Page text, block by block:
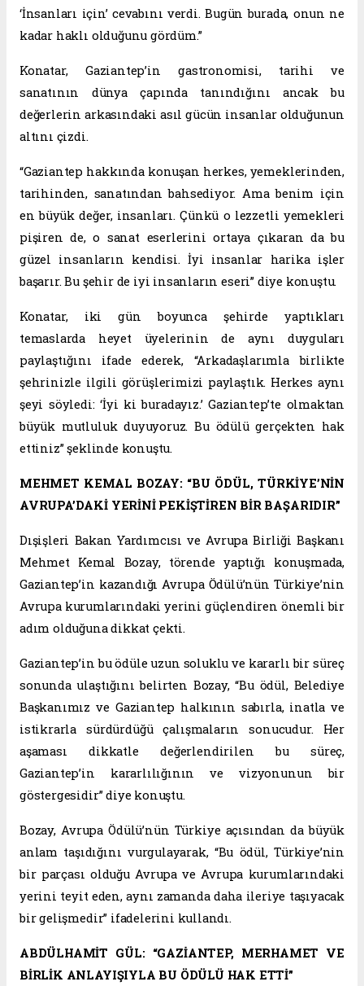
‘İnsanları için’ cevabını verdi. Bugün burada, onun ne
kadar haklı olduğunu gördüm.”
Konatar, Gaziantep’in gastronomisi, tarihi ve
sanatının dünya çapında tanındığını ancak bu
değerlerin arkasındaki asıl gücün insanlar olduğunun
altını çizdi.
“Gaziantep hakkında konuşan herkes, yemeklerinden,
tarihinden, sanatından bahsediyor. Ama benim için
en büyük değer, insanları. Çünkü o lezzetli yemekleri
pişiren de, o sanat eserlerini ortaya çıkaran da bu
güzel insanların kendisi. İyi insanlar harika işler
başarır. Bu şehir de iyi insanların eseri” diye konuştu.
Konatar, iki gün boyunca şehirde yaptıkları
temaslarda heyet üyelerinin de aynı duyguları
paylaştığını ifade ederek, “Arkadaşlarımla birlikte
şehrinizle ilgili görüşlerimizi paylaştık. Herkes aynı
şeyi söyledi: ‘İyi ki buradayız.’ Gaziantep’te olmaktan
büyük mutluluk duyuyoruz. Bu ödülü gerçekten hak
ettiniz” şeklinde konuştu.
MEHMET KEMAL BOZAY: “BU ÖDÜL, TÜRKİYE’NİN
AVRUPA’DAKİ YERİNİ PEKİŞTİREN BİR BAŞARIDIR”
Dışişleri Bakan Yardımcısı ve Avrupa Birliği Başkanı
Mehmet Kemal Bozay, törende yaptığı konuşmada,
Gaziantep’in kazandığı Avrupa Ödülü’nün Türkiye’nin
Avrupa kurumlarındaki yerini güçlendiren önemli bir
adım olduğuna dikkat çekti.
Gaziantep’in bu ödüle uzun soluklu ve kararlı bir süreç
sonunda ulaştığını belirten Bozay, “Bu ödül, Belediye
Başkanımız ve Gaziantep halkının sabırla, inatla ve
istikrarla sürdürdüğü çalışmaların sonucudur. Her
aşaması dikkatle değerlendirilen bu süreç,
Gaziantep’in kararlılığının ve vizyonunun bir
göstergesidir” diye konuştu.
Bozay, Avrupa Ödülü’nün Türkiye açısından da büyük
anlam taşıdığını vurgulayarak, “Bu ödül, Türkiye’nin
bir parçası olduğu Avrupa ve Avrupa kurumlarındaki
yerini teyit eden, aynı zamanda daha ileriye taşıyacak
bir gelişmedir” ifadelerini kullandı.
ABDÜLHAMİT GÜL: “GAZİANTEP, MERHAMET VE
BİRLİK ANLAYIŞIYLA BU ÖDÜLÜ HAK ETTİ”